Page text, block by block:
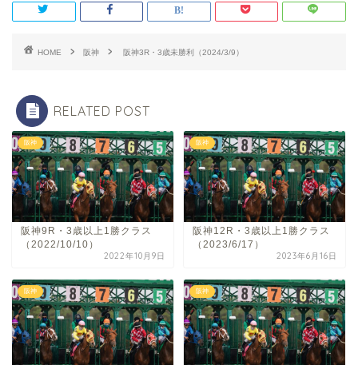
HOME 阪神 阪神3R・3歳未勝利（2024/3/9）
RELATED POST
阪神
阪神9R・3歳以上1勝クラス
（2022/10/10）
2022年10月9日
阪神
阪神12R・3歳以上1勝クラス
（2023/6/17）
2023年6月16日
阪神 阪神